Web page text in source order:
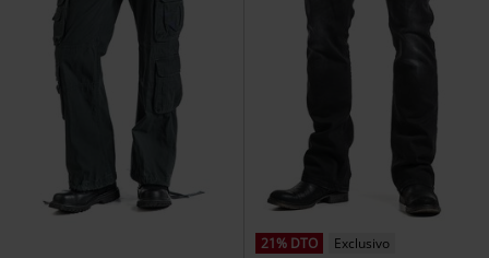
21% DTO
Exclusivo